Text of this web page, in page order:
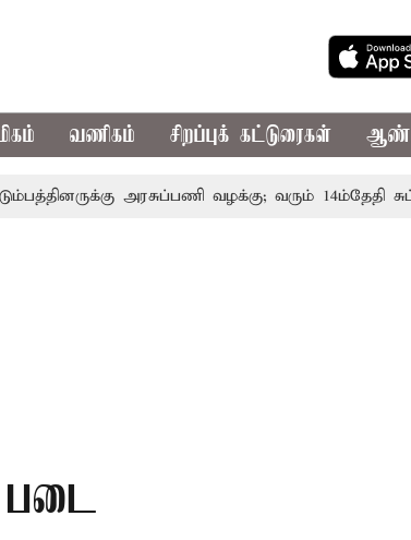
வணிகம் சிறப்புக் கட்டுரைகள்
அரசுப்பணி வழக்கு; வரும் 14ம்தேதி
படை